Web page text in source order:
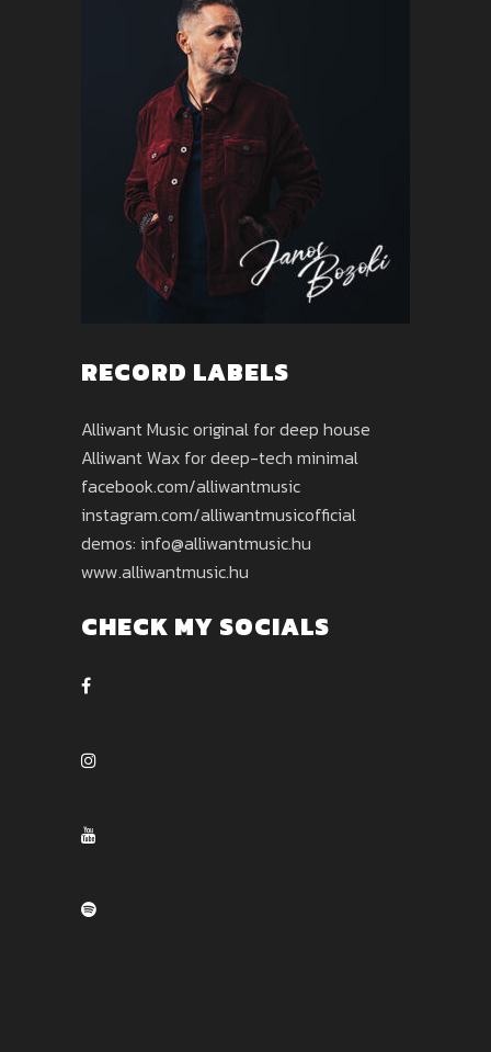
RECORD LABELS
Alliwant Music original for deep house
Alliwant Wax for deep-tech minimal
facebook.com/alliwantmusic
instagram.com/alliwantmusicofficial
demos: info@alliwantmusic.hu
www.alliwantmusic.hu
CHECK MY SOCIALS